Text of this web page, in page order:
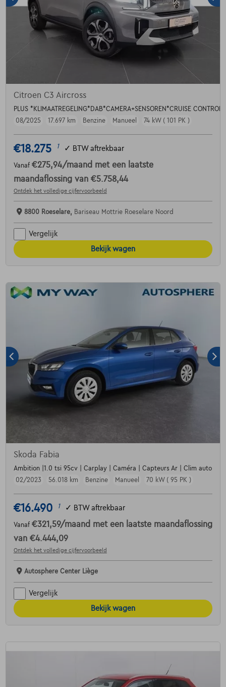
Citroen C3 Aircross
PLUS *KLIMAATREGELING*DAB*CAMERA+SENSOREN*CRUISE CONTROL*
08/2025
17.697 km Benzine Manueel 74 kW ( 101 PK )
€18.275 1 ✓ BTW aftrekbaar
Vanaf €275,94/maand met een laatste
maandaflossing van €5.758,44
Ontdek het volledige cijfervoorbeeld
8800 Roeselare, Bariseau Mottrie Roeselare Noord
Vergelijk
Bekijk wagen
Skoda Fabia
Ambition |1.0 tsi 95cv | Carplay | Caméra | Capteurs Ar | Clim auto
02/2023
56.018 km Benzine Manueel 70 kW ( 95 PK )
€16.490 1 ✓ BTW aftrekbaar
Vanaf €321,59/maand met een laatste maandaflossing
van €4.444,09
Ontdek het volledige cijfervoorbeeld
Autosphere Center Liège
Vergelijk
Bekijk wagen